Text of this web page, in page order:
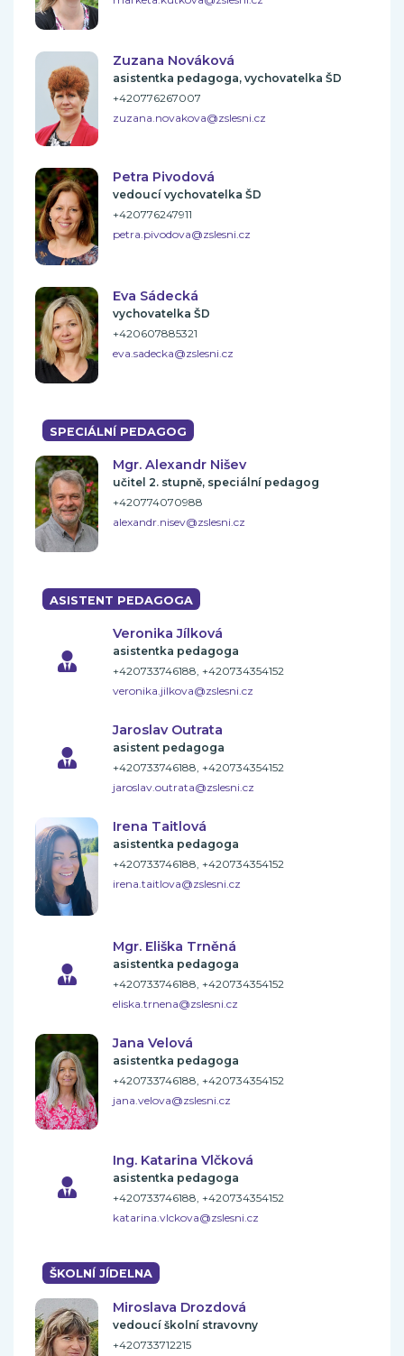
Zuzana Nováková
asistentka pedagoga, vychovatelka ŠD
+420776267007
zuzana.novakova@zslesni.cz
Petra Pivodová
vedoucí vychovatelka ŠD
+420776247911
petra.pivodova@zslesni.cz
Eva Sádecká
vychovatelka ŠD
+420607885321
eva.sadecka@zslesni.cz
SPECIÁLNÍ PEDAGOG
Mgr. Alexandr Nišev
učitel 2. stupně, speciální pedagog
+420774070988
alexandr.nisev@zslesni.cz
ASISTENT PEDAGOGA
Veronika Jílková
asistentka pedagoga
+420733746188, +420734354152
veronika.jilkova@zslesni.cz
Jaroslav Outrata
asistent pedagoga
+420733746188, +420734354152
jaroslav.outrata@zslesni.cz
Irena Taitlová
asistentka pedagoga
+420733746188, +420734354152
irena.taitlova@zslesni.cz
Mgr. Eliška Trněná
asistentka pedagoga
+420733746188, +420734354152
eliska.trnena@zslesni.cz
Jana Velová
asistentka pedagoga
+420733746188, +420734354152
jana.velova@zslesni.cz
Ing. Katarina Vlčková
asistentka pedagoga
+420733746188, +420734354152
katarina.vlckova@zslesni.cz
ŠKOLNÍ JÍDELNA
Miroslava Drozdová
vedoucí školní stravovny
+420733712215